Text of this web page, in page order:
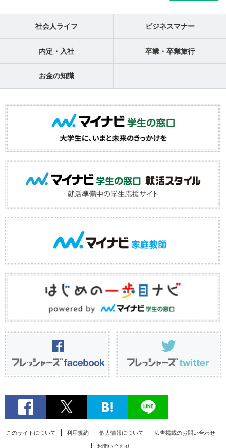
社会人ライフ ビジネスマナー
内定・入社 卒業・卒業旅行
お金の知識
このサイトについて 利用規約 個人情報について 広告掲載のお問い合わせ
お問い合わせ